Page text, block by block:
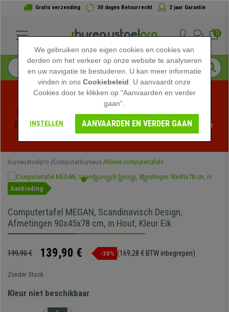
Gratis verzending 30 dagen Retourrecht 2 jaar Garantie
0
Profiteer van de Zomeruitverkoop bij bureaustoelpro!
Exclusieve kortingen voor een beperkte tijd - Bekijk de
bureaustoelpro Computerbureaus Kleine computertafels
Aanbieding
Computertafel MEGAN, Scandinavisch Design,
Afmetingen 90x45x78 cm, in Hout, Kleur Eik
199,90 € 139,90 € -30% (169,28 € BTW inbegrepen)
Zonder Stock
Kleur niet beschikbaar
We gebruiken onze eigen cookies en cookies van
derden om het verkeer op onze website te analyseren
en uw navigatie te bestuderen. U kan meer informatie
vinden in onsCookiebeleid . U aanvaardt onze
Cookies door te klikken op "Aanvaarden en verder
gaan".
INSTELLEN AANVAARDEN EN VERDER GAAN